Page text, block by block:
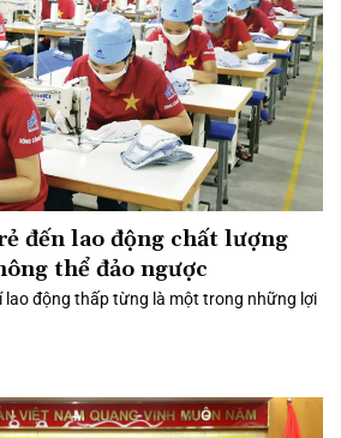
đến lao động chất lượng
thể đảo ngược
lao động thấp từng là một trong những lợi